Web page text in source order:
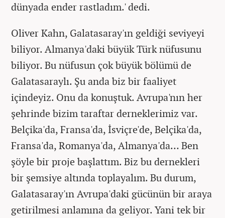
dünyada ender rastladım.' dedi.
Oliver Kahn, Galatasaray'ın geldiği seviyeyi
biliyor. Almanya'daki büyük Türk nüfusunu
biliyor. Bu nüfusun çok büyük bölümü de
Galatasaraylı. Şu anda biz bir faaliyet
içindeyiz. Onu da konuştuk. Avrupa'nın her
şehrinde bizim taraftar derneklerimiz var.
Belçika'da, Fransa'da, İsviçre'de, Belçika'da,
Fransa'da, Romanya'da, Almanya'da… Ben
şöyle bir proje başlattım. Biz bu dernekleri
bir şemsiye altında toplayalım. Bu durum,
Galatasaray'ın Avrupa'daki gücünün bir araya
getirilmesi anlamına da geliyor. Yani tek bir